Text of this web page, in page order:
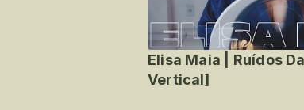
Elisa Maia | Ruídos
Vertical]